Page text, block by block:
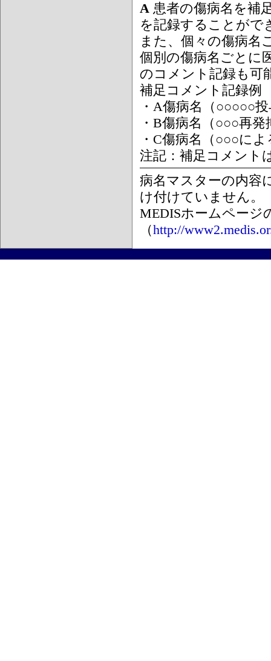
A 患者の傷病名を補
を記録することがで
また、個々の傷病名
個別の傷病名ごとに
のコメント記録も可
補足コメント記録例
・A傷病名（○○○○○
・B傷病名（○○○再
・C傷病名（○○○に
注記：補足コメント
病名マスターの内容
け付けていません。
MEDISホームページ
（http://